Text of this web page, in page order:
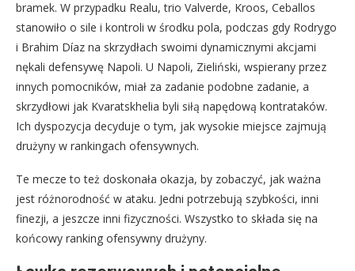
bramek. W przypadku Realu, trio Valverde, Kroos, Ceballos
stanowiło o sile i kontroli w środku pola, podczas gdy Rodrygo
i Brahim Díaz na skrzydłach swoimi dynamicznymi akcjami
nękali defensywę Napoli. U Napoli, Zieliński, wspierany przez
innych pomocników, miał za zadanie podobne zadanie, a
skrzydłowi jak Kvaratskhelia byli siłą napędową kontrataków.
Ich dyspozycja decyduje o tym, jak wysokie miejsce zajmują
drużyny w rankingach ofensywnych.
Te mecze to też doskonała okazja, by zobaczyć, jak ważna
jest różnorodność w ataku. Jedni potrzebują szybkości, inni
finezji, a jeszcze inni fizyczności. Wszystko to składa się na
końcowy ranking ofensywny drużyny.